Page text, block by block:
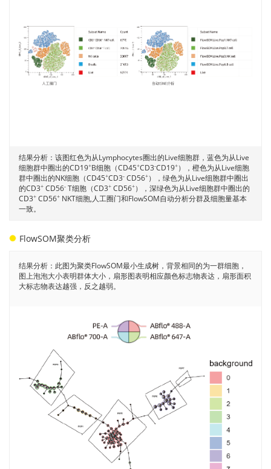
结果分析：该图红色为从Lymphocytes圈出的Live细胞群，蓝色为从Live
细胞群中圈出的CD19+B细胞（CD45+CD3-CD19+ ），橙色为从Live细胞
群中圈出的NK细胞（CD45+CD3- CD56+ ），绿色为从Live细胞群中圈出
的CD3+ CD56- T细胞（CD3+ CD56+ ），深绿色为从Live细胞群中圈出的
CD3+ CD56+ NKT细胞,人工圈门和FlowSOM自动分析分群及细胞量基本
一致。
FlowSOM聚类分析
结果分析：此图为聚类FlowSOM最小生成树，背景相同的为一群细胞，
图上泡泡大小表明群体大小，扇形图表明相应颜色标志物表达，扇形面积
大标志物表达越强，反之越弱。